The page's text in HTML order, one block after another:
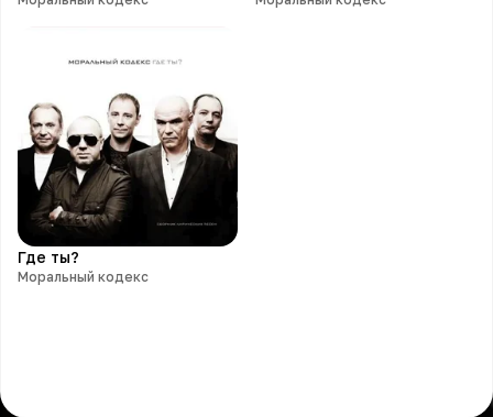
Где ты?
Моральный кодекс